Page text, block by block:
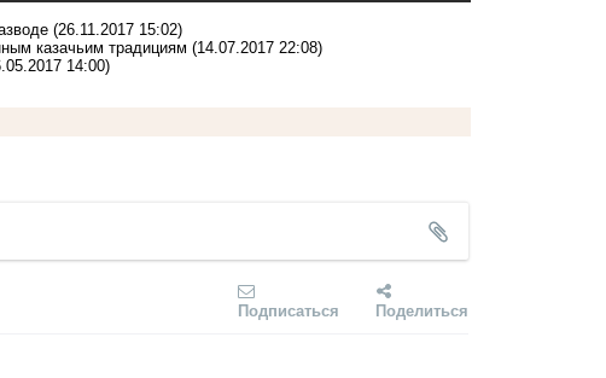
(26.11.2017 15:02)
казачьим традициям (14.07.2017 22:08)
14:00)
Подписаться Поделиться